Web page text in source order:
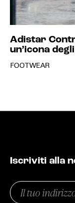
Adistar
un’icona
FOOTWEAR
Iscriviti alla
Email
(Obbligatorio)